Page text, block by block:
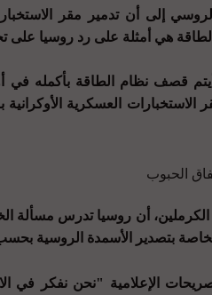
إلى أن تدمير مقر
هي أمثلة على رد روسيا على
قصف نظام الطاقة بأكمله في
الاستخبارات العسكرية
الحبوب
أن روسيا تدرس مسألة
بتصدير الأسمدة الروسية
الإعلامية "نحن نفكر في